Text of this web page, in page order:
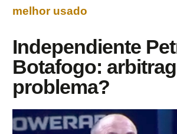
melhor usado
Independiente
Botafogo:
problema?